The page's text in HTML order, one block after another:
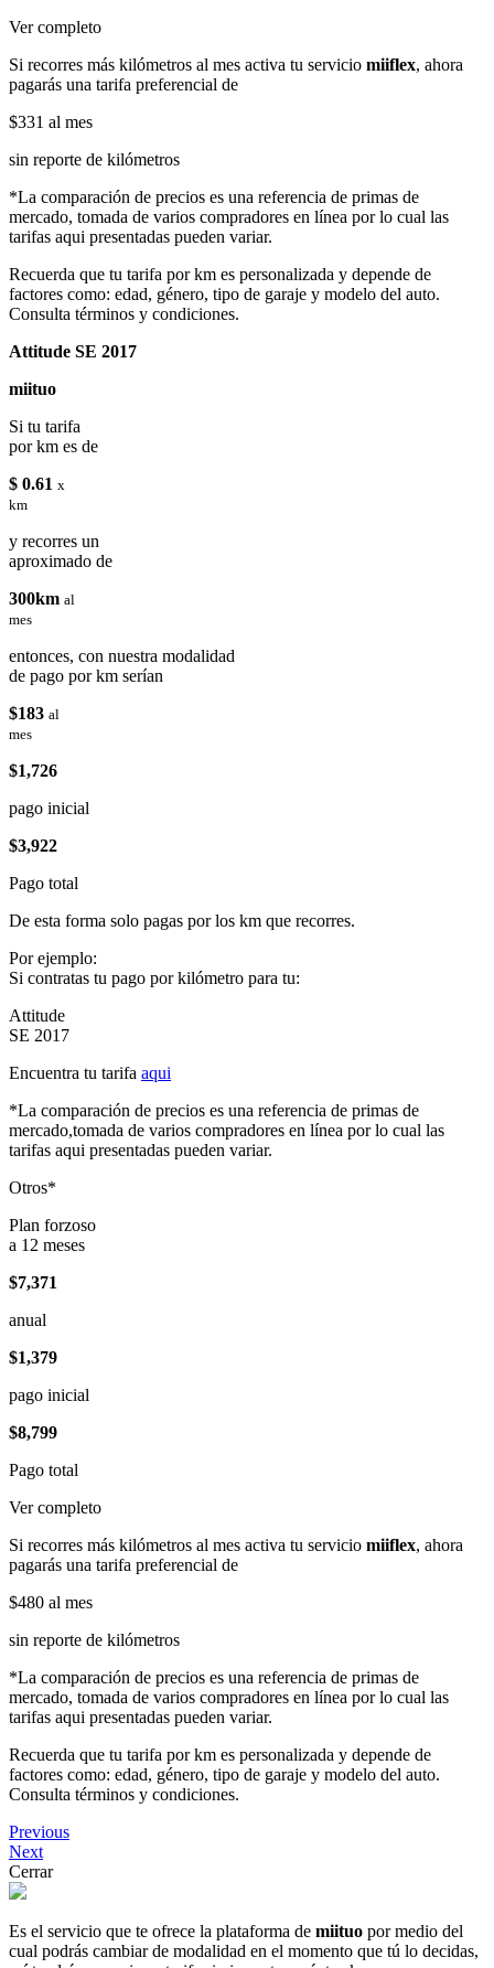
Ver completo
Si recorres más kilómetros al mes activa tu servicio miiflex, ahora
pagarás una tarifa preferencial de
$331 al mes
sin reporte de kilómetros
*La comparación de precios es una referencia de primas de
mercado, tomada de varios compradores en línea por lo cual las
tarifas aqui presentadas pueden variar.
Recuerda que tu tarifa por km es personalizada y depende de
factores como: edad, género, tipo de garaje y modelo del auto.
Consulta términos y condiciones.
Attitude SE 2017
miituo
Si tu tarifa
por km es de
$ 0.61 x
km
y recorres un
aproximado de
300km al
mes
entonces, con nuestra modalidad
de pago por km serían
$183 al
mes
$1,726
pago inicial
$3,922
Pago total
De esta forma solo pagas por los km que recorres.
Por ejemplo:
Si contratas tu pago por kilómetro para tu:
Attitude
SE 2017
Encuentra tu tarifa aqui
*La comparación de precios es una referencia de primas de
mercado,tomada de varios compradores en línea por lo cual las
tarifas aqui presentadas pueden variar.
Otros*
Plan forzoso
a 12 meses
$7,371
anual
$1,379
pago inicial
$8,799
Pago total
Ver completo
Si recorres más kilómetros al mes activa tu servicio miiflex, ahora
pagarás una tarifa preferencial de
$480 al mes
sin reporte de kilómetros
*La comparación de precios es una referencia de primas de
mercado, tomada de varios compradores en línea por lo cual las
tarifas aqui presentadas pueden variar.
Recuerda que tu tarifa por km es personalizada y depende de
factores como: edad, género, tipo de garaje y modelo del auto.
Consulta términos y condiciones.
Previous
Next
Cerrar
Es el servicio que te ofrece la plataforma de miituo por medio del
cual podrás cambiar de modalidad en el momento que tú lo decidas,